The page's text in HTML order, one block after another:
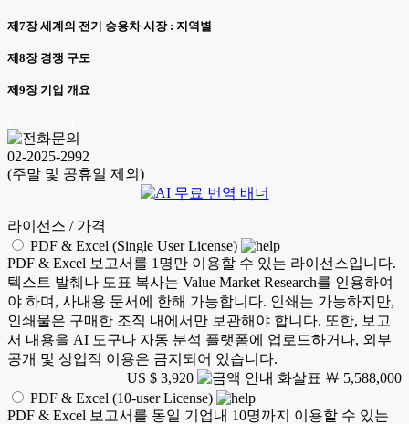
제7장 세계의 전기 승용차 시장 : 지역별
제8장 경쟁 구도
제9장 기업 개요
02-2025-2992
(주말 및 공휴일 제외)
라이선스 / 가격
PDF & Excel (Single User License)
PDF & Excel 보고서를 1명만 이용할 수 있는 라이선스입니다.
텍스트 발췌나 도표 복사는 Value Market Research를 인용하여
야 하며, 사내용 문서에 한해 가능합니다. 인쇄는 가능하지만,
인쇄물은 구매한 조직 내에서만 보관해야 합니다. 또한, 보고
서 내용을 AI 도구나 자동 분석 플랫폼에 업로드하거나, 외부
공개 및 상업적 이용은 금지되어 있습니다.
US $ 3,920
￦ 5,588,000
PDF & Excel (10-user License)
PDF & Excel 보고서를 동일 기업내 10명까지 이용할 수 있는